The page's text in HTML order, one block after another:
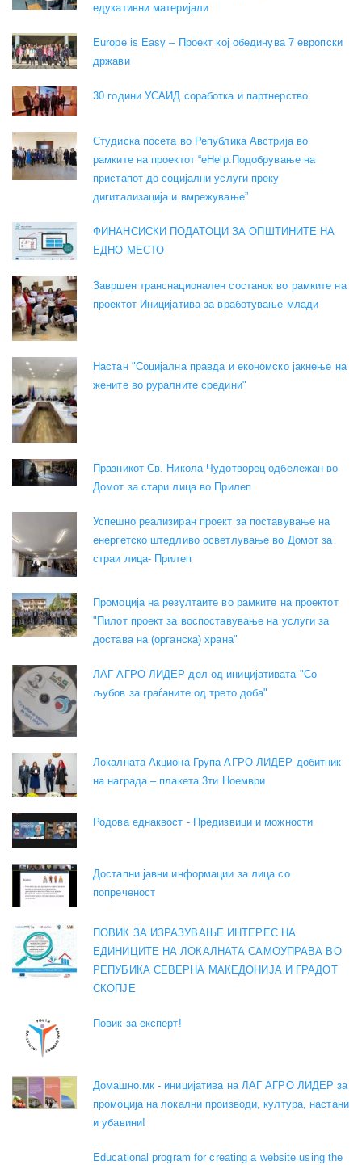
едукативни материјали
Europe is Easy – Проект кој обединува 7 европски
држави
30 години УСАИД соработка и партнерство
Студиска посета во Република Австрија во
рамките на проектот “eHelp:Подобрување на
пристапот до социјални услуги преку
дигитализација и вмрежување”
ФИНАНСИСКИ ПОДАТОЦИ ЗА ОПШТИНИТЕ НА
ЕДНО МЕСТО
Завршен транснационален состанок во рамките на
проектот Иницијатива за вработување млади
Настан "Социјална правда и економско јакнење на
жените во руралните средини"
Празникот Св. Никола Чудотворец одбележан во
Домот за стари лица во Прилеп
Успешно реализиран проект за поставување на
енергетско штедливо осветлување во Домот за
страи лица- Прилеп
Промоција на резултаите во рамките на проектот
"Пилот проект за воспоставување на услуги за
достава на (органска) храна"
ЛАГ АГРО ЛИДЕР дел од иницијативата "Со
љубов за граѓаните од трето доба"
Локалната Акциона Група АГРО ЛИДЕР добитник
на награда – плакета 3ти Ноември
Родова еднаквост - Предизвици и можности
Достапни јавни информации за лица со
попреченост
ПОВИК ЗА ИЗРАЗУВАЊЕ ИНТЕРЕС НА
ЕДИНИЦИТЕ НА ЛОКАЛНАТА САМОУПРАВА ВО
РЕПУБИКА СЕВЕРНА МАКЕДОНИЈА И ГРАДОТ
СКОПЈЕ
Повик за експерт!
Домашно.мк - иницијатива на ЛАГ АГРО ЛИДЕР за
промоција на локални производи, култура, настани
и убавини!
Educational program for creating a website using the